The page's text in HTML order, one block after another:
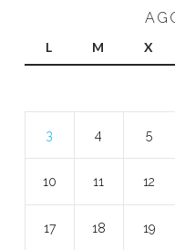
L M X
3 4 5
10 11 12
17 18 19